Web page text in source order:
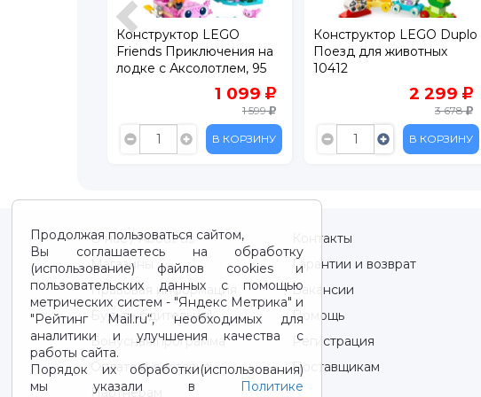
Конструктор LEGO
Friends Приключения на
лодке с Аксолотлем, 95
В КОРЗИНУ
Конструктор LEGO Duplo
Поезд для животных
10412
В КОРЗИНУ
Продолжая пользоваться сайтом,
Вы соглашаетесь на обработку
(использование) файлов cookies и
пользовательских данных с помощью
метрических систем - "Яндекс Метрика" и
"Рейтинг Mail.ru“, необходимых для
аналитики и улучшения качества с
работы сайта.
Порядок их обработки(использования)
мы указали в Политике
О нас / About us
Контакты
Магазины
Гарантии и возврат
Правовая информация
Вакансии
Будьте бдительны!
Помощь
Бонусная программа
Регистрация
Оплата и доставка
Поставщикам
Партнерам